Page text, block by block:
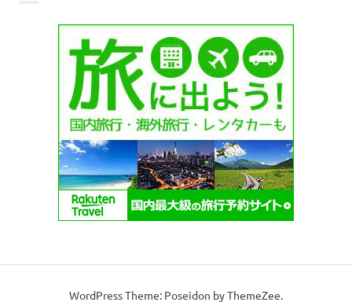
WordPress Theme: Poseidon by ThemeZee.